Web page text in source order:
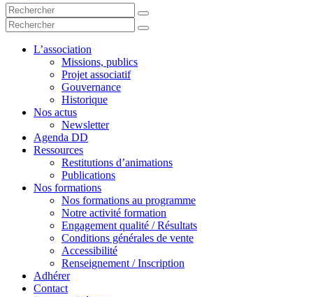
L’association
Missions, publics
Projet associatif
Gouvernance
Historique
Nos actus
Newsletter
Agenda DD
Ressources
Restitutions d’animations
Publications
Nos formations
Nos formations au programme
Notre activité formation
Engagement qualité / Résultats
Conditions générales de vente
Accessibilité
Renseignement / Inscription
Adhérer
Contact